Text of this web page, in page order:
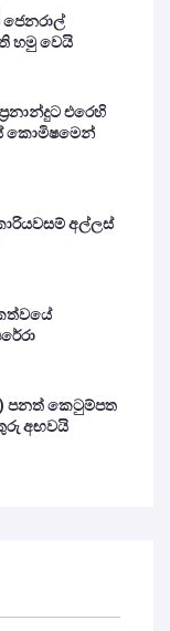
හමු වෙයි
එරෙහි
කොමිෂමෙන්
අල්ලස්
පනත් කෙටුම්පත
අඟවයි